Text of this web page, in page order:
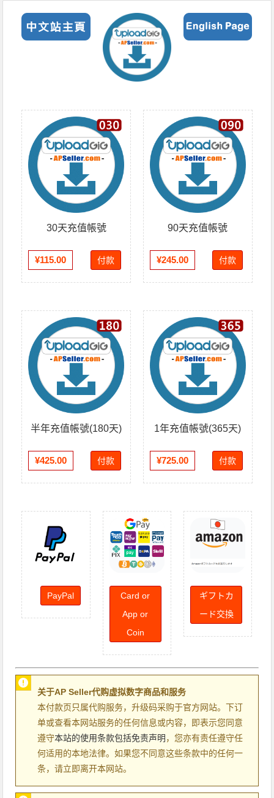
30天充值帳號
¥115.00 付款
90天充值帳號
¥245.00 付款
半年充值帳號(180天)
¥425.00 付款
1年充值帳號(365天)
¥725.00 付款
PayPal
Card or
App or
Coin
ギフトカ
ード交換
关于AP Seller代购虚拟数字商品和服务
本付款页只属代购服务，升级码采购于官方网站。下订
单或查看本网站服务的任何信息或内容，即表示您同意
遵守本站的使用条款包括免责声明 ，您亦有责任遵守任
何适用的本地法律。如果您不同意这些条款中的任何一
条，请立即离开本网站。